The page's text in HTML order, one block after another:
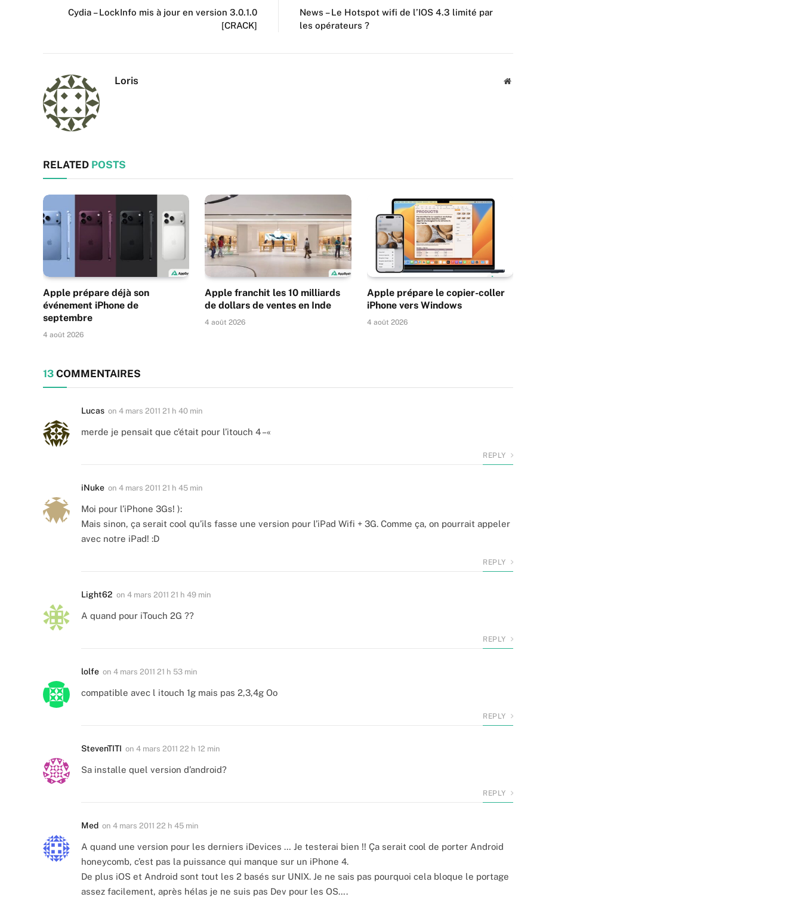
Cydia – LockInfo mis à jour en version 3.0.1.0
[CRACK]
News – Le Hotspot wifi de l’IOS 4.3 limité par
les opérateurs ?
Loris Website
RELATED POSTS
Apple prépare déjà son
événement iPhone de
septembre
4 août 2026
Apple franchit les 10 milliards
de dollars de ventes en Inde
4 août 2026
Apple prépare le copier-coller
iPhone vers Windows
4 août 2026
13 COMMENTAIRES
Lucas on 4 mars 2011 21 h 40 min
merde je pensait que c’était pour l’itouch 4 –«
REPLY
iNuke on 4 mars 2011 21 h 45 min
Moi pour l’iPhone 3Gs! ):
Mais sinon, ça serait cool qu’ils fasse une version pour l’iPad Wifi + 3G. Comme ça, on pourrait appeler
avec notre iPad! :D
REPLY
Light62 on 4 mars 2011 21 h 49 min
A quand pour iTouch 2G ??
REPLY
lolfe on 4 mars 2011 21 h 53 min
compatible avec l itouch 1g mais pas 2,3,4g Oo
REPLY
StevenTITI on 4 mars 2011 22 h 12 min
Sa installe quel version d’android?
REPLY
Med on 4 mars 2011 22 h 45 min
A quand une version pour les derniers iDevices … Je testerai bien !! Ça serait cool de porter Android
honeycomb, c’est pas la puissance qui manque sur un iPhone 4.
De plus iOS et Android sont tout les 2 basés sur UNIX. Je ne sais pas pourquoi cela bloque le portage
assez facilement, après hélas je ne suis pas Dev pour les OS….